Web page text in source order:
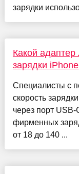
зарядки
Какой
зарядки
Специалисты с
скорость
через порт
фирменных
от 18 до 140 ...